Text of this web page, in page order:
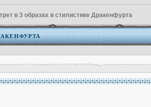
в 3 образах в стилистике Дракенфурта